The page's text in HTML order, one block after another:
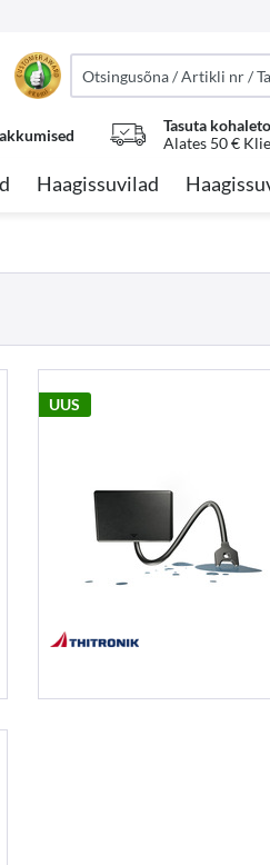
Tasuta
Alates 50 €
Haagissuvilad
UUS